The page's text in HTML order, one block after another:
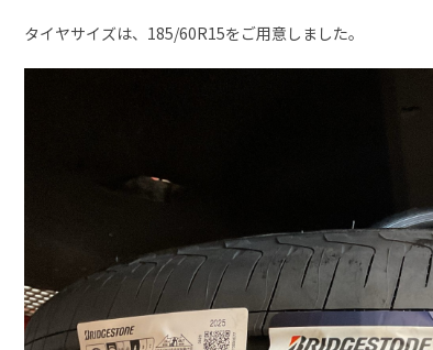
タイヤサイズは、185/60R15をご用意しました。